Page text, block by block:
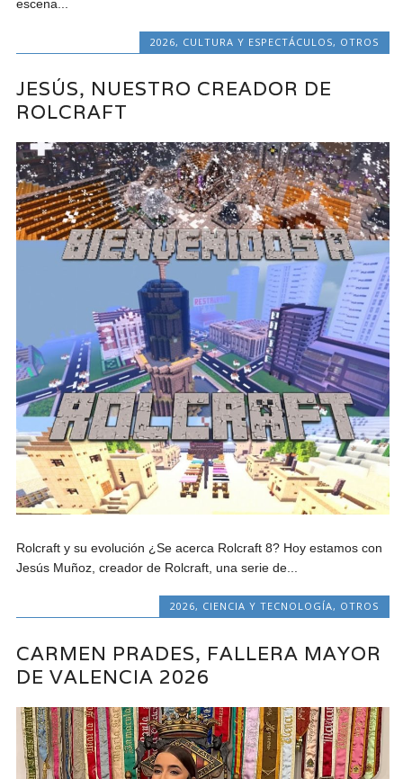
escena...
2026, CULTURA Y ESPECTÁCULOS, OTROS
JESÚS, NUESTRO CREADOR DE
ROLCRAFT
Rolcraft y su evolución ¿Se acerca Rolcraft 8? Hoy estamos con
Jesús Muñoz, creador de Rolcraft, una serie de...
2026, CIENCIA Y TECNOLOGÍA, OTROS
CARMEN PRADES, FALLERA MAYOR
DE VALENCIA 2026